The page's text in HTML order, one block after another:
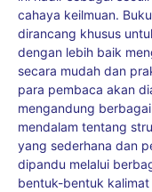
cahaya keilmuan.
dirancang khusus
dengan lebih baik
secara mudah dan
para pembaca akan
mengandung
mendalam tentang
yang sederhana dan
dipandu melalui
bentuk-bentuk